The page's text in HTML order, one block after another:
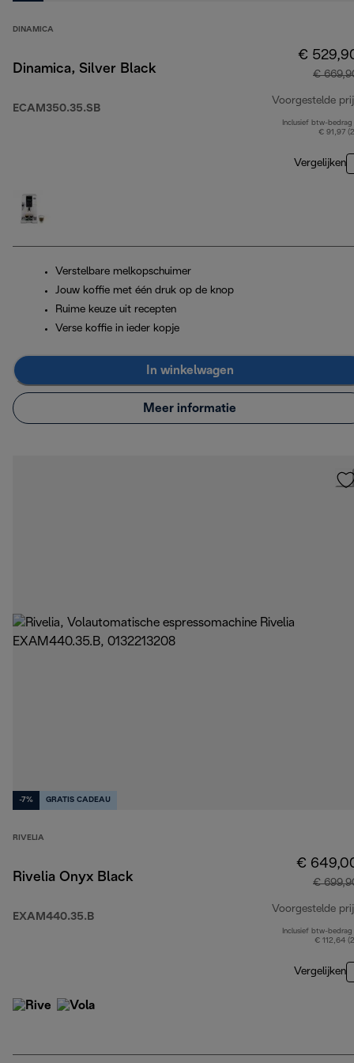
DINAMICA
Dinamica, Silver Black
ECAM350.35.SB
€
€
Voorgestelde
Inclusief btw-bedrag
€ 91,97
Vergelijken
Verstelbare melkopschuimer
Jouw koffie met één druk op de knop
Ruime keuze uit recepten
Verse koffie in ieder kopje
In winkelwagen
Meer informatie
-7% GRATIS CADEAU
RIVELIA
Rivelia Onyx Black
EXAM440.35.B
€
€
Voorgestelde
Inclusief btw-bedrag
€ 112,64
Vergelijken